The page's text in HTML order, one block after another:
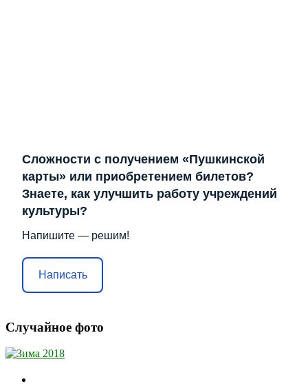
Сложности с получением «Пушкинской
карты» или приобретением билетов?
Знаете, как улучшить работу учреждений
культуры?
Напишите — решим!
Написать
Случайное фото